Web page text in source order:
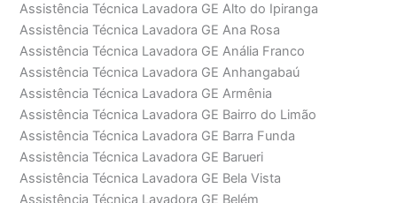
Assistência Técnica Lavadora GE Alto do Ipiranga
Assistência Técnica Lavadora GE Ana Rosa
Assistência Técnica Lavadora GE Anália Franco
Assistência Técnica Lavadora GE Anhangabaú
Assistência Técnica Lavadora GE Armênia
Assistência Técnica Lavadora GE Bairro do Limão
Assistência Técnica Lavadora GE Barra Funda
Assistência Técnica Lavadora GE Barueri
Assistência Técnica Lavadora GE Bela Vista
Assistência Técnica Lavadora GE Belém